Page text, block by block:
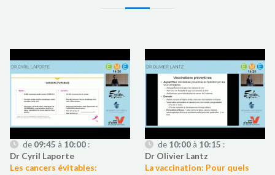
de 09:45 à 10:00 :
Dr Cyril Laporte
Les cancers évitables:
de 10:00 à 10:15 :
Dr Olivier Lantz
La vaccination: Pour quels